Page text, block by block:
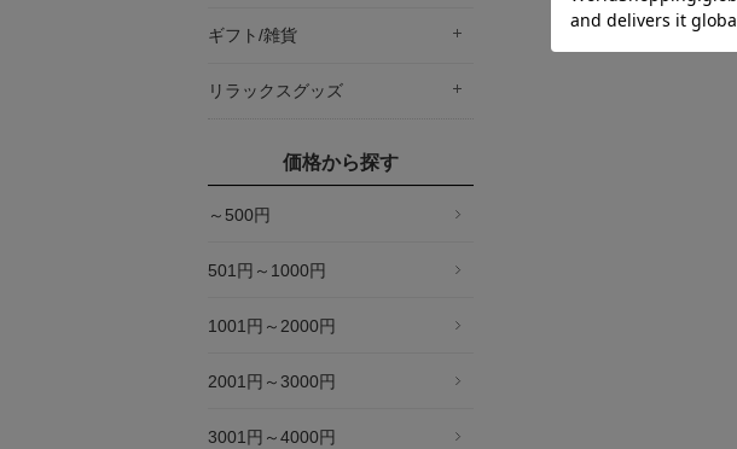
ギフト/雑貨
リラックスグッズ
価格から探す
～500円
501円～1000円
1001円～2000円
2001円～3000円
3001円～4000円